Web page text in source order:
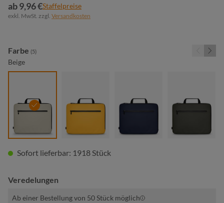
ab 9,96 €Staffelpreise
exkl. MwSt. zzgl. Versandkosten
Farbe auswählen
(5)
Beige
beige gelb marine
Sofort lieferbar: 1918 Stück
Veredelungen
Ab einer Bestellung von 50 Stück möglich